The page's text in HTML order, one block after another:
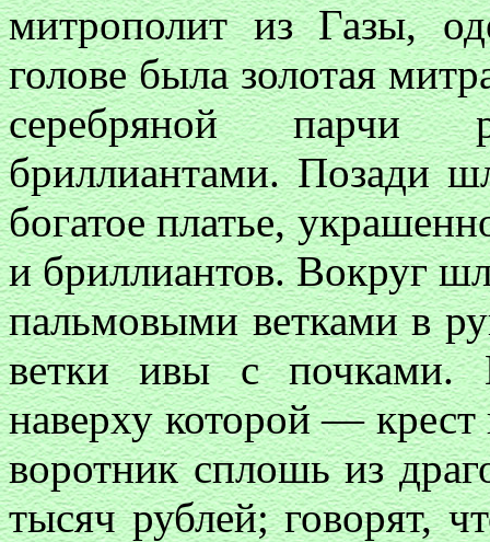
митрополит из Газы,
голове была золотая
серебряной парчи
бриллиантами. Позади
богатое платье,
и бриллиантов. Вокруг
пальмовыми ветками в
ветки ивы с почками.
наверху которой —
воротник сплошь из
тысяч рублей; говорят,